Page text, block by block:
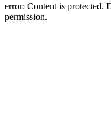
error: Content is protected.
permission.